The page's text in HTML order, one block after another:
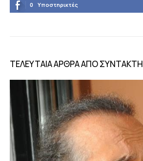
0 Υποστηρικτές
ΤΕΛΕΥΤΑΙΑ ΑΡΘΡΑ ΑΠΟ ΣΥΝΤΑΚΤΗ